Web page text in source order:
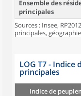
Ensemble des
principales
Sources : Insee,
principales,
LOG T7 - Indice
principales
Indice de